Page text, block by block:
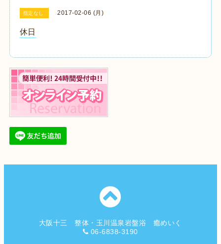
指定なし 2017-02-06 (月)
休日
大阪十三 整体・玉川温泉岩盤浴 癒めいく
06-6838-3190